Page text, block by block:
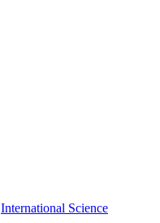
International Science